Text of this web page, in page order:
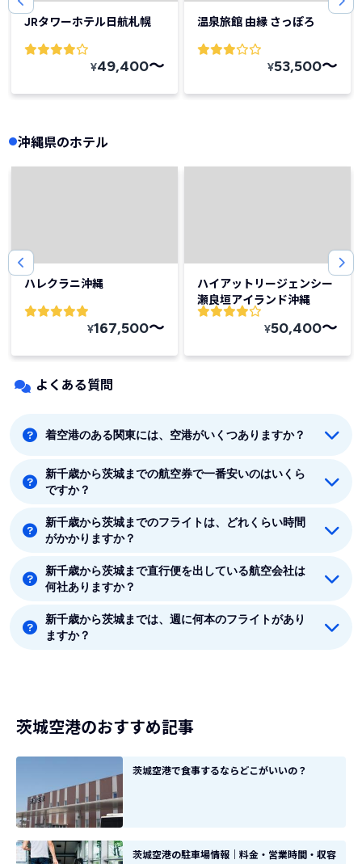
JRタワーホテル日航札幌
¥49,400〜
温泉旅館 由縁 さっぽろ
¥53,500〜
沖縄県のホテル
ハレクラニ沖縄
¥167,500〜
ハイアットリージェンシー
瀬良垣アイランド沖縄
¥50,400〜
よくある質問
着空港のある関東には、空港がいくつありますか？
着空港のある関東には5つの空港があります。羽田、成
田、東京、八丈島、茨城です。
新千歳から茨城までの航空券で一番安いのはいくら
ですか？
新千歳から茨城までの最安値はスカイマーク(SKYMARK)
の7070円です。
新千歳から茨城までのフライトは、どれくらい時間
がかかりますか？
新千歳から茨城まで平均フライト時間は約1時間30分で
す。
新千歳から茨城まで直行便を出している航空会社は
何社ありますか？
新千歳から茨城まで直行便を出している航空会社は1社
あります。
新千歳から茨城までは、週に何本のフライトがあり
ますか？
茨城空港のおすすめ記事
茨城空港で食事するならどこがいいの？
茨城空港の駐車場情報｜料金・営業時間・収容